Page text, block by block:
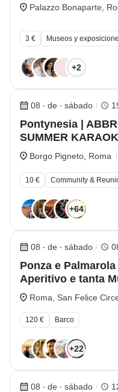
Palazzo Bonaparte,
3 € Museos y
+2
08 ‧ de ‧ sábado
Pontynesia |
SUMMER
Borgo Pigneto, Roma
10 € Community &
+64
08 ‧ de ‧ sábado
Ponza e
Aperitivo e tanta
Roma, San Felice
120 € Barco
+22
08 ‧ de ‧ sábado